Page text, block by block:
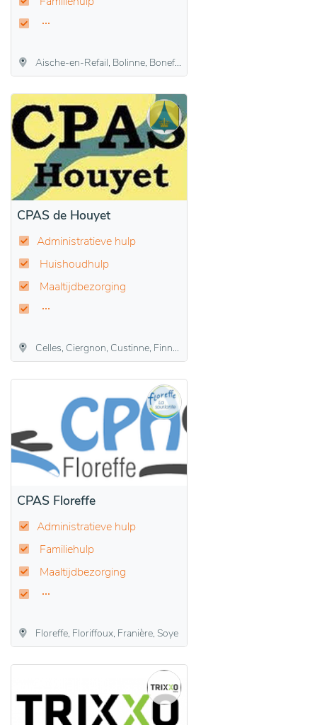
Aische-en-Refail, Bolinne, Boneffe, Branchon, Dhuy, Eghezée, Hanret, Leuze, Liernu, Longchamps, Mehaigne, Noville-sur-Mehaigne, Saint-Germain, Taviers, Upigny, Waret-la-Chaussée
CPAS de Houyet
Administratieve hulp
Huishoudhulp
Maaltijdbezorging
Celles, Ciergnon, Custinne, Finnevaux, Hour, Houyet, Hulsonniaux, Mesnil-Eglise, Mesnil-Saint-Blaise, Wanlin
CPAS Floreffe
Administratieve hulp
Familiehulp
Maaltijdbezorging
Floreffe, Floriffoux, Franière, Soye